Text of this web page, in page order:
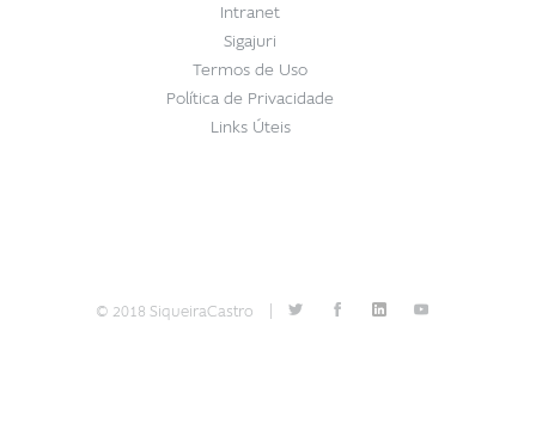
Intranet
Sigajuri
Termos de Uso
Política de Privacidade
Links Úteis
© 2018 SiqueiraCastro